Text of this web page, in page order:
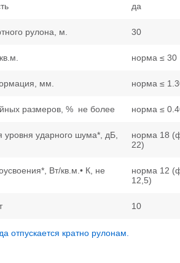
да
рулона, м. 30
норма ≤ 30
мм. норма ≤
размеров, % не более норма ≤
уровня ударного шума*, дБ,
норма 18
22)
Вт/кв.м.• К, не
норма 12
12,5)
10
отпускается кратно рулонам.